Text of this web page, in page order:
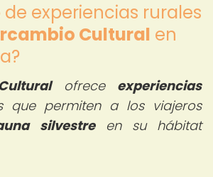
de experiencias rurales
Cultural en
ofrece experiencias
que permiten a los viajeros
silvestreen su hábitat